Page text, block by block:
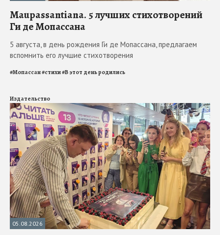
Maupassantiana. 5 лучших стихотворений
Ги де Мопассана
5 августа, в день рождения Ги де Мопассана, предлагаем
вспомнить его лучшие стихотворения
#Мопассан#стихи#В этот день родились
Издательство
05.08.2026